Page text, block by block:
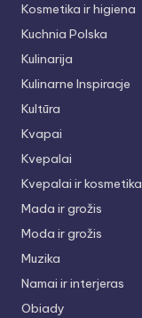
Kosmetika ir higiena
Kuchnia Polska
Kulinarija
Kulinarne Inspiracje
Kultūra
Kvapai
Kvepalai
Kvepalai ir kosmetika
Mada ir grožis
Moda ir grožis
Muzika
Namai ir interjeras
Obiady